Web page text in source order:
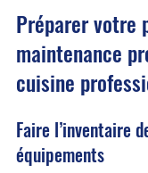
Préparer votre
maintenance
cuisine
Faire l’inventaire
équipements